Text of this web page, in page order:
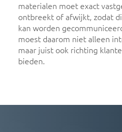
materialen moet exact
ontbreekt of afwijkt, zodat
kan worden
moest daarom niet alleen
maar juist ook richting
bieden.